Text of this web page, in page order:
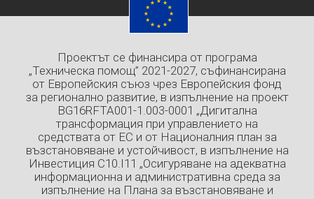
Проектът се финансира от програма
„Техническа помощ” 2021-2027, съфинансирана
от Европейския съюз чрез Европейския фонд
за регионално развитие, в изпълнение на проект
BG16RFTA001-1.003-0001 „Дигитална
трансформация при управлението на
средствата от ЕС и от Националния план за
възстановяване и устойчивост, в изпълнение на
Инвестиция C10.I11 „Осигуряване на адекватна
информационна и административна среда за
изпълнение на Плана за възстановяване и